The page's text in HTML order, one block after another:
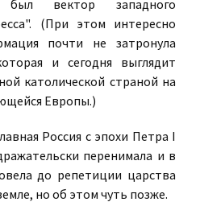
был вектор западного
(При этом интересно
почти не затронула
и сегодня выглядит
католической страной на
Европы.)
Россия с эпохи Петра I
перенимала и в
до репетиции царства
но об этом чуть позже.